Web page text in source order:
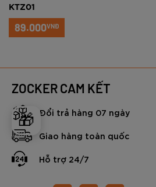
🎁
KTZ01
89.000VNĐ
ZOCKER CAM KẾT
Đổi trả hàng 07 ngày
Giao hàng toàn quốc
Hỗ trợ 24/7